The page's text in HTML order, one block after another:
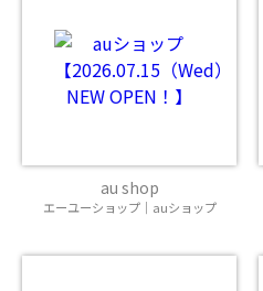
au shop
エーユーショップ｜auショップ